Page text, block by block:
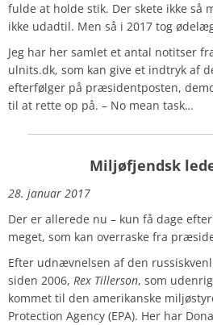
fulde at holde stik. Der skete ikke så
ikke udadtil. Men så i 2017 tog
Jeg har her samlet et antal notitser
ulnits.dk, som kan give et indtryk af
efterfølger på præsidentposten,
til at rette op på. – No mean task…
Miljøfjendsk
28. januar 2017
Der er allerede nu – kun få dage
meget, som kan overraske fra
Efter udnævnelsen af den
siden 2006, Rex Tillerson, som
kommet til den amerikanske
Protection Agency (EPA). Her har